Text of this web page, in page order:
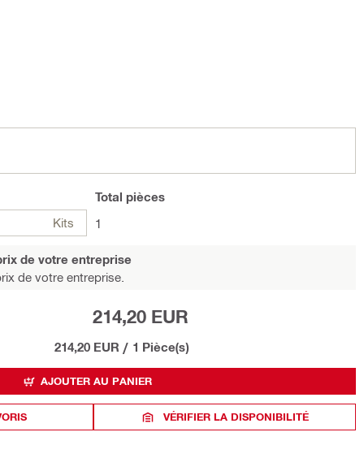
Kits
Total pièces
1
de votre entreprise
de votre entreprise.
214,20 EUR
214,20 EUR / 1 Pièce(s)
AJOUTER AU PANIER
VÉRIFIER LA DISPONIBILITÉ